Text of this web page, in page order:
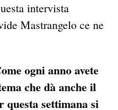
intervista
Mastrangelo ce ne
ogni anno avete
che dà anche il
questa settimana si